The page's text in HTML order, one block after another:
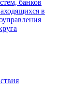
банков
в